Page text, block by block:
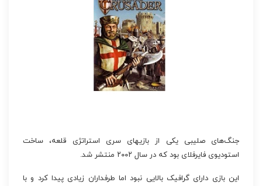
جنگ‌های صلیبی یکی از بازی‎های سری استراتژی قلعه، ساخت
استودیوی فایرفلای بود که در سال ۲۰۰۲ منتشر شد.
این بازی دارای گرافیک بالایی نبود اما طرفداران زیادی پیدا کرد و با